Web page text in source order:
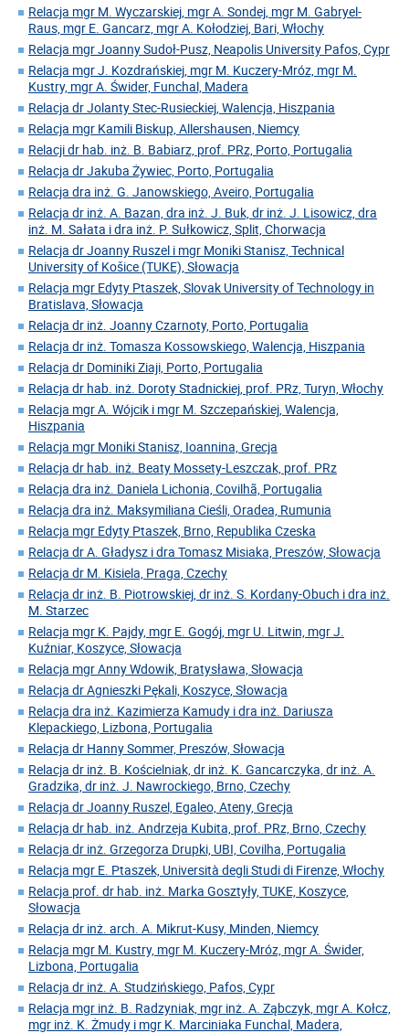
Relacja mgr M. Wyczarskiej, mgr A. Sondej, mgr M. Gabryel-
Raus, mgr E. Gancarz, mgr A. Kołodziej, Bari, Włochy
Relacja mgr Joanny Sudoł-Pusz, Neapolis University Pafos, Cypr
Relacja mgr J. Kozdrańskiej, mgr M. Kuczery-Mróz, mgr M.
Kustry, mgr A. Świder, Funchal, Madera
Relacja dr Jolanty Stec-Rusieckiej, Walencja, Hiszpania
Relacja mgr Kamili Biskup, Allershausen, Niemcy
Relacji dr hab. inż. B. Babiarz, prof. PRz, Porto, Portugalia
Relacja dr Jakuba Żywiec, Porto, Portugalia
Relacja dra inż. G. Janowskiego, Aveiro, Portugalia
Relacja dr inż. A. Bazan, dra inż. J. Buk, dr inż. J. Lisowicz, dra
inż. M. Sałata i dra inż. P. Sułkowicz, Split, Chorwacja
Relacja dr Joanny Ruszel i mgr Moniki Stanisz, Technical
University of Košice (TUKE), Słowacja
Relacja mgr Edyty Ptaszek, Slovak University of Technology in
Bratislava, Słowacja
Relacja dr inż. Joanny Czarnoty, Porto, Portugalia
Relacja dr inż. Tomasza Kossowskiego, Walencja, Hiszpania
Relacja dr Dominiki Ziaji, Porto, Portugalia
Relacja dr hab. inż. Doroty Stadnickiej, prof. PRz, Turyn, Włochy
Relacja mgr A. Wójcik i mgr M. Szczepańskiej, Walencja,
Hiszpania
Relacja mgr Moniki Stanisz, Ioannina, Grecja
Relacja dr hab. inż. Beaty Mossety-Leszczak, prof. PRz
Relacja dra inż. Daniela Lichonia, Covilhã, Portugalia
Relacja dra inż. Maksymiliana Cieśli, Oradea, Rumunia
Relacja mgr Edyty Ptaszek, Brno, Republika Czeska
Relacja dr A. Gładysz i dra Tomasz Misiaka, Preszów, Słowacja
Relacja dr M. Kisiela, Praga, Czechy
Relacja dr inż. B. Piotrowskiej, dr inż. S. Kordany-Obuch i dra inż.
M. Starzec
Relacja mgr K. Pajdy, mgr E. Gogój, mgr U. Litwin, mgr J.
Kuźniar, Koszyce, Słowacja
Relacja mgr Anny Wdowik, Bratysława, Słowacja
Relacja dr Agnieszki Pękali, Koszyce, Słowacja
Relacja dra inż. Kazimierza Kamudy i dra inż. Dariusza
Klepackiego, Lizbona, Portugalia
Relacja dr Hanny Sommer, Preszów, Słowacja
Relacja dr inż. B. Kościelniak, dr inż. K. Gancarczyka, dr inż. A.
Gradzika, dr inż. J. Nawrockiego, Brno, Czechy
Relacja dr Joanny Ruszel, Egaleo, Ateny, Grecja
Relacja dr hab. inż. Andrzeja Kubita, prof. PRz, Brno, Czechy
Relacja dr inż. Grzegorza Drupki, UBI, Covilha, Portugalia
Relacja mgr E. Ptaszek, Università degli Studi di Firenze, Włochy
Relacja prof. dr hab. inż. Marka Gosztyły, TUKE, Koszyce,
Słowacja
Relacja dr inż. arch. A. Mikrut-Kusy, Minden, Niemcy
Relacja mgr M. Kustry, mgr M. Kuczery-Mróz, mgr A. Świder,
Lizbona, Portugalia
Relacja dr inż. A. Studzińskiego, Pafos, Cypr
Relacja mgr inż. B. Radzyniak, mgr inż. A. Ząbczyk, mgr A. Kołcz,
mgr inż. K. Żmudy i mgr K. Marciniaka Funchal, Madera,